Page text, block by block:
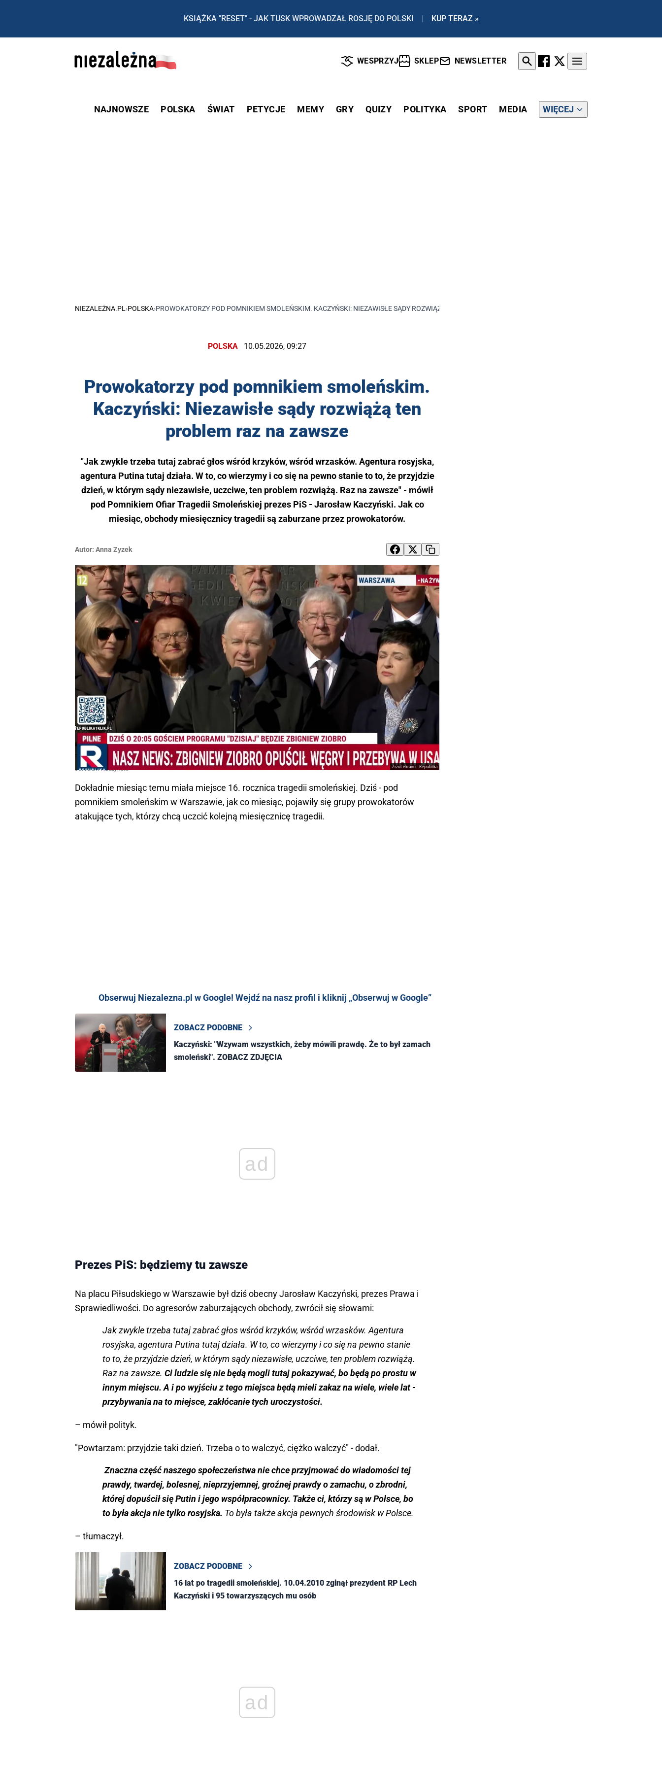
KSIĄŻKA "RESET" - JAK TUSK WPROWADZAŁ ROSJĘ DO POLSKI | KUP TERAZ »
WESPRZYJ SKLEP NEWSLETTER
NAJNOWSZE POLSKA ŚWIAT PETYCJE MEMY GRY QUIZY POLITYKA SPORT MEDIA WIĘCEJ
NIEZALEŻNA.PL ›POLSKA›PROWOKATORZY POD POMNIKIEM SMOLEŃSKIM. KACZYŃSKI: NIEZAWISŁE SĄDY ROZWIĄŻĄ TEN PROBLEM RAZ NA ZAWSZE
POLSKA 10.05.2026, 09:27
Prowokatorzy pod pomnikiem smoleńskim.
Kaczyński: Niezawisłe sądy rozwiążą ten
problem raz na zawsze
"Jak zwykle trzeba tutaj zabrać głos wśród krzyków, wśród wrzasków. Agentura rosyjska,
agentura Putina tutaj działa. W to, co wierzymy i co się na pewno stanie to to, że przyjdzie
dzień, w którym sądy niezawisłe, uczciwe, ten problem rozwiążą. Raz na zawsze" - mówił
pod Pomnikiem Ofiar Tragedii Smoleńskiej prezes PiS - Jarosław Kaczyński. Jak co
miesiąc, obchody miesięcznicy tragedii są zaburzane przez prowokatorów.
Autor: Anna Zyzek
Zrzut ekranu - Republika
Jarosław Kaczyński
Dokładnie miesiąc temu miała miejsce 16. rocznica tragedii smoleńskiej. Dziś - pod
pomnikiem smoleńskim w Warszawie, jak co miesiąc, pojawiły się grupy prowokatorów
atakujące tych, którzy chcą uczcić kolejną miesięcznicę tragedii.
Obserwuj Niezalezna.pl w Google! Wejdź na nasz profil i kliknij „Obserwuj w Google”
ZOBACZ PODOBNE
Kaczyński: "Wzywam wszystkich, żeby mówili prawdę. Że to był zamach
smoleński". ZOBACZ ZDJĘCIA
ad
Prezes PiS: będziemy tu zawsze
Na placu Piłsudskiego w Warszawie był dziś obecny Jarosław Kaczyński, prezes Prawa i
Sprawiedliwości. Do agresorów zaburzających obchody, zwrócił się słowami:
Jak zwykle trzeba tutaj zabrać głos wśród krzyków, wśród wrzasków. Agentura
rosyjska, agentura Putina tutaj działa. W to, co wierzymy i co się na pewno stanie
to to, że przyjdzie dzień, w którym sądy niezawisłe, uczciwe, ten problem rozwiążą.
Raz na zawsze. Ci ludzie się nie będą mogli tutaj pokazywać, bo będą po prostu w
innym miejscu. A i po wyjściu z tego miejsca będą mieli zakaz na wiele, wiele lat -
przybywania na to miejsce, zakłócanie tych uroczystości.
– mówił polityk.
"Powtarzam: przyjdzie taki dzień. Trzeba o to walczyć, ciężko walczyć" - dodał.
Znaczna część naszego społeczeństwa nie chce przyjmować do wiadomości tej
prawdy, twardej, bolesnej, nieprzyjemnej, groźnej prawdy o zamachu, o zbrodni,
której dopuścił się Putin i jego współpracownicy. Także ci, którzy są w Polsce, bo
to była akcja nie tylko rosyjska. To była także akcja pewnych środowisk w Polsce.
– tłumaczył.
ZOBACZ PODOBNE
16 lat po tragedii smoleńskiej. 10.04.2010 zginął prezydent RP Lech
Kaczyński i 95 towarzyszących mu osób
ad